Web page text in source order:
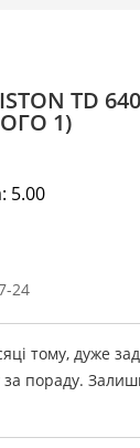
TD
1)
5.00
24
тому, дуже
за пораду.